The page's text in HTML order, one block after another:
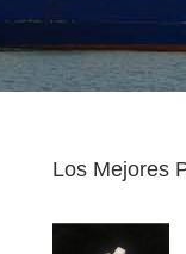
Los Mejores